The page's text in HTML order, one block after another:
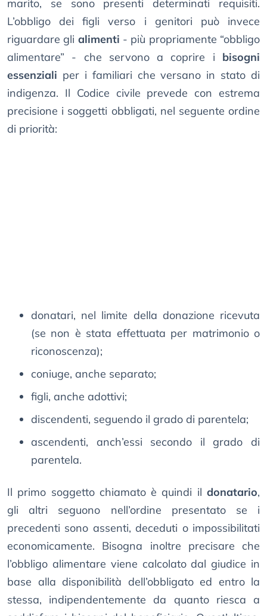
marito, se sono presenti determinati requisiti.
L’obbligo dei figli verso i genitori può invece
riguardare gli alimenti - più propriamente “obbligo
alimentare” - che servono a coprire i bisogni
essenziali per i familiari che versano in stato di
indigenza. Il Codice civile prevede con estrema
precisione i soggetti obbligati, nel seguente ordine
di priorità:
donatari, nel limite della donazione ricevuta
(se non è stata effettuata per matrimonio o
riconoscenza);
coniuge, anche separato;
figli, anche adottivi;
discendenti, seguendo il grado di parentela;
ascendenti, anch’essi secondo il grado di
parentela.
Il primo soggetto chiamato è quindi il donatario,
gli altri seguono nell’ordine presentato se i
precedenti sono assenti, deceduti o impossibilitati
economicamente. Bisogna inoltre precisare che
l’obbligo alimentare viene calcolato dal giudice in
base alla disponibilità dell’obbligato ed entro la
stessa, indipendentemente da quanto riesca a